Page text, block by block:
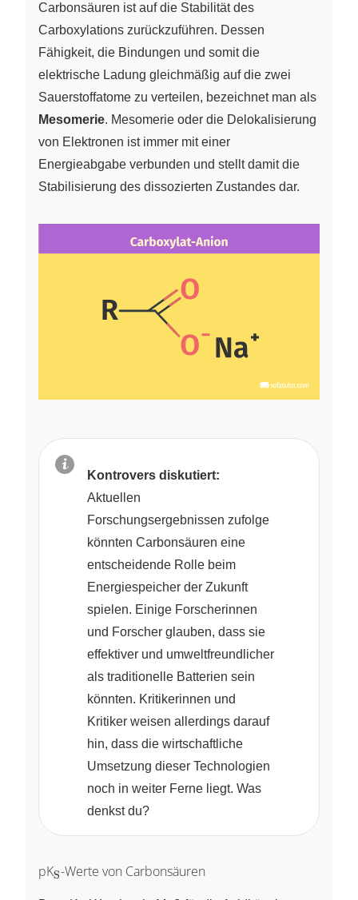
Carbonsäuren ist auf die Stabilität des
Carboxylations zurückzuführen. Dessen
Fähigkeit, die Bindungen und somit die
elektrische Ladung gleichmäßig auf die zwei
Sauerstoffatome zu verteilen, bezeichnet man als
Mesomerie. Mesomerie oder die Delokalisierung
von Elektronen ist immer mit einer
Energieabgabe verbunden und stellt damit die
Stabilisierung des dissozierten Zustandes dar.
Kontrovers diskutiert:
Aktuellen
Forschungsergebnissen zufolge
könnten Carbonsäuren eine
entscheidende Rolle beim
Energiespeicher der Zukunft
spielen. Einige Forscherinnen
und Forscher glauben, dass sie
effektiver und umweltfreundlicher
als traditionelle Batterien sein
könnten. Kritikerinnen und
Kritiker weisen allerdings darauf
hin, dass die wirtschaftliche
Umsetzung dieser Technologien
noch in weiter Ferne liegt. Was
denkst du?
pK\ce{_S}
X
S-Werte von Carbonsäuren